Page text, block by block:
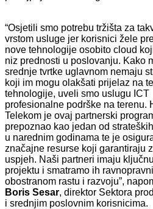
“Osjetili smo potrebu tržišta za
vrstom usluge jer korisnici žele
nove tehnologije osobito cloud
niz prednosti u poslovanju. Kako
srednje tvrtke uglavnom nemaju
koji im mogu olakšati prijelaz na te
tehnologije, uveli smo uslugu ICT
profesionalne podrške na terenu.
Telekom je ovaj partnerski
prepoznao kao jedan od
u narednim godinama te je
značajne resurse koji garantiraju
uspjeh. Naši partneri imaju
projektu i smatramo ih
obostranom rastu i razvoju”,
Boris Sesar, direktor Sektora
i srednjim poslovnim korisnicima.